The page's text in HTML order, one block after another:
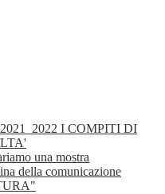
I COMPITI DI
una mostra
della comunicazione